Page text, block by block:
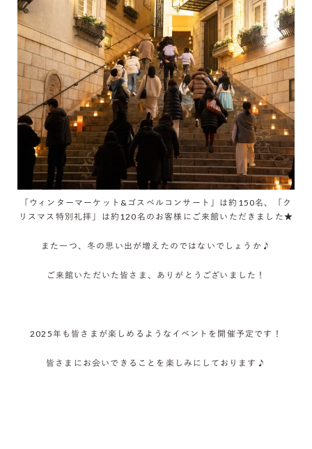
「ウィンターマーケット&ゴスペルコンサート」は約150名、「ク
リスマス特別礼拝」は約120名のお客様にご来館いただきました★
また一つ、冬の思い出が増えたのではないでしょうか♪
ご来館いただいた皆さま、ありがとうございました！
2025年も皆さまが楽しめるようなイベントを開催予定です！
皆さまにお会いできることを楽しみにしております♪